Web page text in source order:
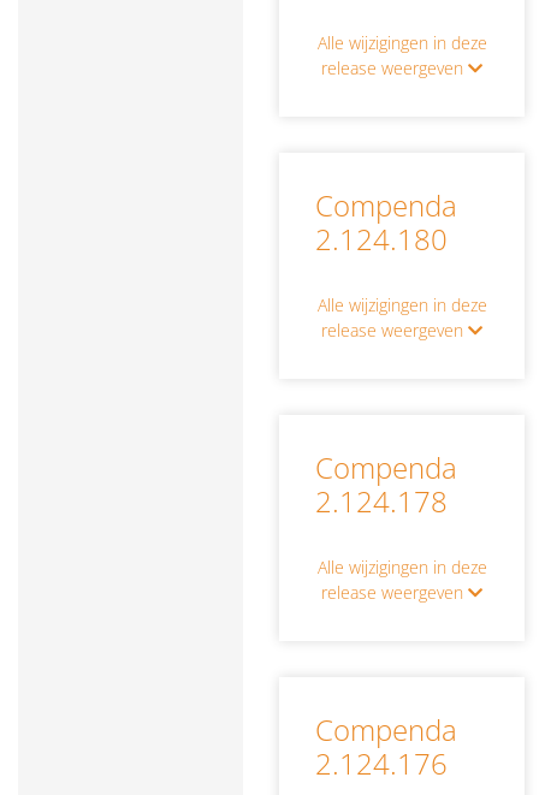
Alle wijzigingen in deze
release weergeven
Compenda
2.124.180
Alle wijzigingen in deze
release weergeven
Compenda
2.124.178
Alle wijzigingen in deze
release weergeven
Compenda
2.124.176